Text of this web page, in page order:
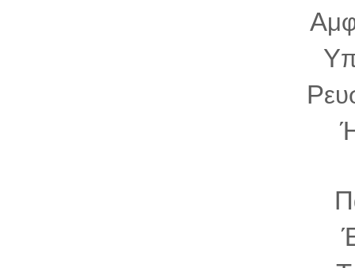
Α
Υ
Ρ
Π